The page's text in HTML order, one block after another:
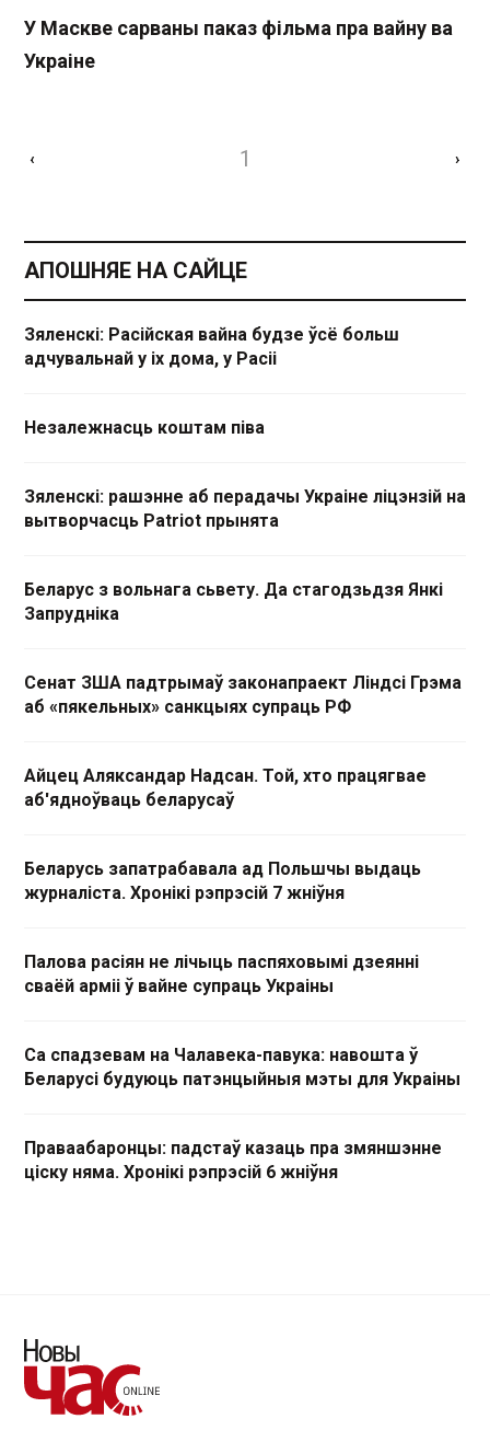
У Маскве сарваны паказ фільма пра вайну ва
Украіне
‹ 1 ›
АПОШНЯЕ НА САЙЦЕ
Зяленскі: Расійская вайна будзе ўсё больш
адчувальнай у іх дома, у Расіі
Незалежнасць коштам піва
Зяленскі: рашэнне аб перадачы Украіне ліцэнзій на
вытворчасць Patriot прынята
Беларус з вольнага сьвету. Да стагодзьдзя Янкі
Запрудніка
Сенат ЗША падтрымаў законапраект Ліндсі Грэма
аб «пякельных» санкцыях супраць РФ
Айцец Аляксандар Надсан. Той, хто працягвае
аб'ядноўваць беларусаў
Беларусь запатрабавала ад Польшчы выдаць
журналіста. Хронікі рэпрэсій 7 жніўня
Палова расіян не лічыць паспяховымі дзеянні
сваёй арміі ў вайне супраць Украіны
Са спадзевам на Чалавека-павука: навошта ў
Беларусі будуюць патэнцыйныя мэты для Украіны
Праваабаронцы: падстаў казаць пра змяншэнне
ціску няма. Хронікі рэпрэсій 6 жніўня